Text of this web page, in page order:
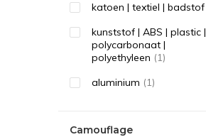
katoen | textiel | badstof
kunststof | ABS | plastic |
polycarbonaat |
polyethyleen (1)
aluminium (1)
Camouflage